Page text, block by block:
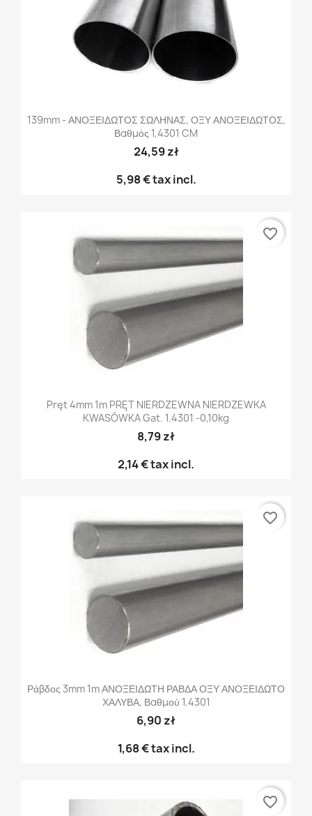
139mm - ΑΝΟΞΕΙΔΩΤΟΣ ΣΩΛΗΝΑΣ, ΟΞΥ ΑΝΟΞΕΙΔΩΤΟΣ,
Βαθμός 1,4301 CM
24,59 zł
5,98 €tax incl.
Pręt 4mm 1m PRĘT NIERDZEWNA NIERDZEWKA
KWASÓWKA Gat. 1.4301 -0,10kg
8,79 zł
2,14 €tax incl.
favorite_border
Ράβδος 3mm 1m ΑΝΟΞΕΙΔΩΤΗ ΡΑΒΔΑ ΟΞΥ ΑΝΟΞΕΙΔΩΤΟ
ΧΑΛΥΒΑ, Βαθμού 1.4301
6,90 zł
1,68 €tax incl.
favorite_border
favorite_border